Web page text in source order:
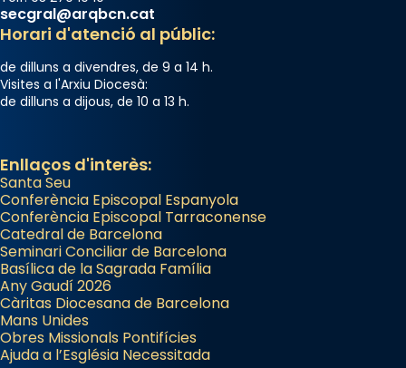
secgral@arqbcn.cat
Horari d'atenció al públic:
de dilluns a divendres, de 9 a 14 h.
Visites a l'Arxiu Diocesà:
de dilluns a dijous, de 10 a 13 h.
Enllaços d'interès:
Santa Seu
Conferència Episcopal Espanyola
Conferència Episcopal Tarraconense
Catedral de Barcelona
Seminari Conciliar de Barcelona
Basílica de la Sagrada Família
Any Gaudí 2026
Càritas Diocesana de Barcelona
Mans Unides
Obres Missionals Pontifícies
Ajuda a l’Església Necessitada